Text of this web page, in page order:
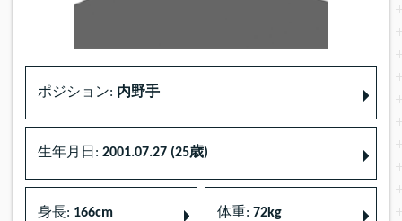
ポジション: 内野手
生年月日: 2001.07.27 (25歳)
身長: 166cm 体重: 72kg